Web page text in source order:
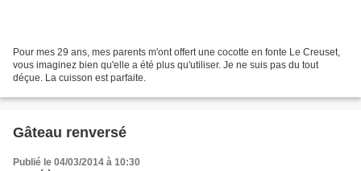
Pour mes 29 ans, mes parents m'ont offert une cocotte en fonte Le Creuset,
vous imaginez bien qu'elle a été plus qu'utiliser. Je ne suis pas du tout
déçue. La cuisson est parfaite.
Gâteau renversé
Publié le 04/03/2014 à 10:30